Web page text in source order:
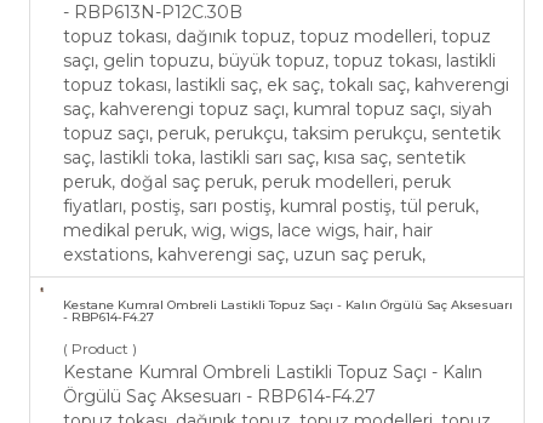
- RBP613N-P12C.30B
topuz tokası, dağınık topuz, topuz modelleri, topuz
saçı, gelin topuzu, büyük topuz, topuz tokası, lastikli
topuz tokası, lastikli saç, ek saç, tokalı saç, kahverengi
saç, kahverengi topuz saçı, kumral topuz saçı, siyah
topuz saçı, peruk, perukçu, taksim perukçu, sentetik
saç, lastikli toka, lastikli sarı saç, kısa saç, sentetik
peruk, doğal saç peruk, peruk modelleri, peruk
fiyatları, postiş, sarı postiş, kumral postiş, tül peruk,
medikal peruk, wig, wigs, lace wigs, hair, hair
exstations, kahverengi saç, uzun saç peruk,
Kestane Kumral Ombreli Lastikli Topuz Saçı - Kalın Örgülü Saç Aksesuarı
- RBP614-F4.27
( Product )
Kestane Kumral Ombreli Lastikli Topuz Saçı - Kalın
Örgülü Saç Aksesuarı - RBP614-F4.27